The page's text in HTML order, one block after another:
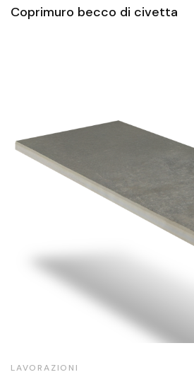
Coprimuro becco di civetta
LAVORAZIONI